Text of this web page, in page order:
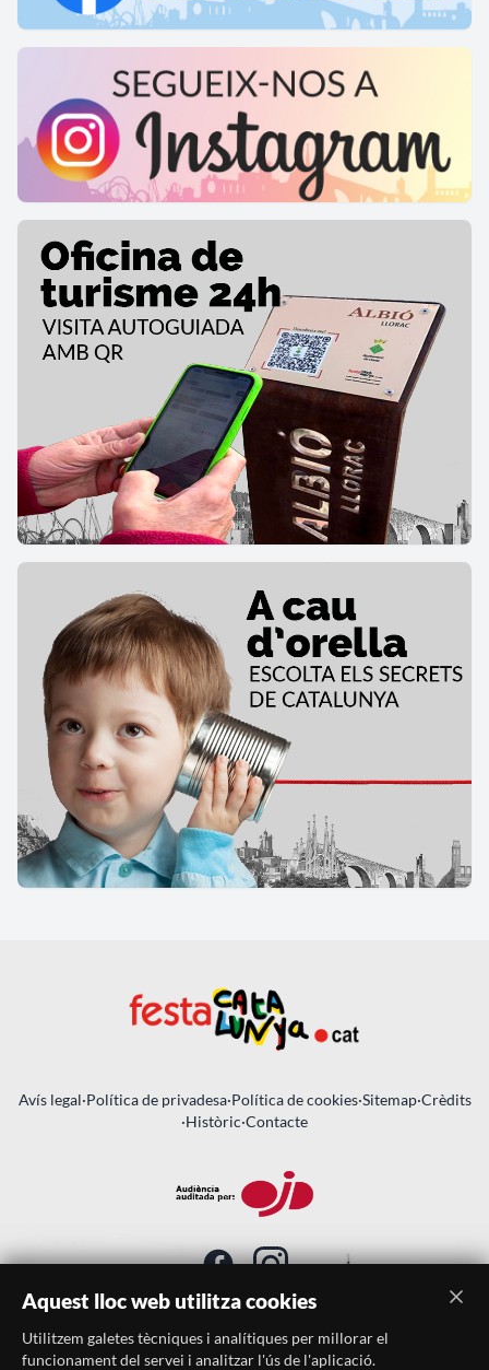
Avís legal·Política de privadesa·Política de cookies·Sitemap·Crèdits
·Històric·Contacte
SUBSCRIU-TE AL BUTLLETÍ
Aquest lloc web utilitza cookies
Utilitzem galetes tècniques i analítiques per millorar el
funcionament del servei i analitzar l'ús de l'aplicació.